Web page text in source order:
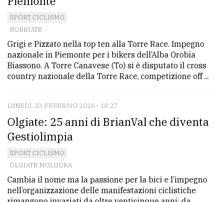
SPORT CICLISMO
ROBBIATE
Grigi e Pizzato nella top ten alla Torre Race. Impegno
nazionale in Piemonte per i bikers dell’Alba Orobia
Biassono. A Torre Canavese (To) si è disputato il cross
country nazionale della Torre Race, competizione off ...
LUNEDÌ, 23 FEBBRAIO 2026 - 18:27
Olgiate: 25 anni di BrianVal che diventa
Gestiolimpia
SPORT CICLISMO
OLGIATE MOLGORA
Cambia il nome ma la passione per la bici e l’impegno
nell’organizzazione delle manifestazioni ciclistiche